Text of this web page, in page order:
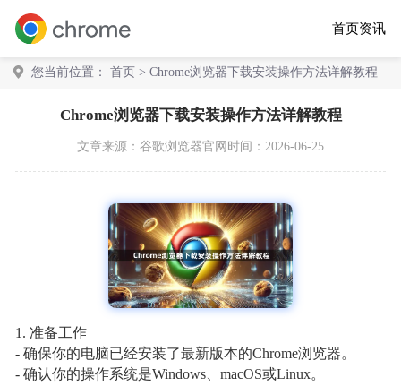
首页资讯
您当前位置： 首页 > Chrome浏览器下载安装操作方法详解教程
Chrome浏览器下载安装操作方法详解教程
文章来源： 谷歌浏览器官网 时间：2026-06-25
1. 准备工作
- 确保你的电脑已经安装了最新版本的Chrome浏览器。
- 确认你的操作系统是Windows、macOS或Linux。